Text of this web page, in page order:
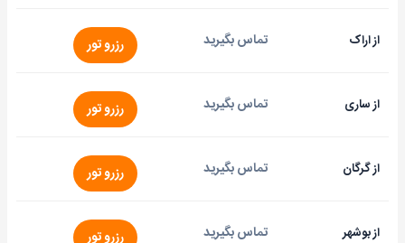
از اراک تماس بگیرید رزرو تور
از ساری تماس بگیرید رزرو تور
از گرگان تماس بگیرید رزرو تور
از بوشهر تماس بگیرید رزرو تور